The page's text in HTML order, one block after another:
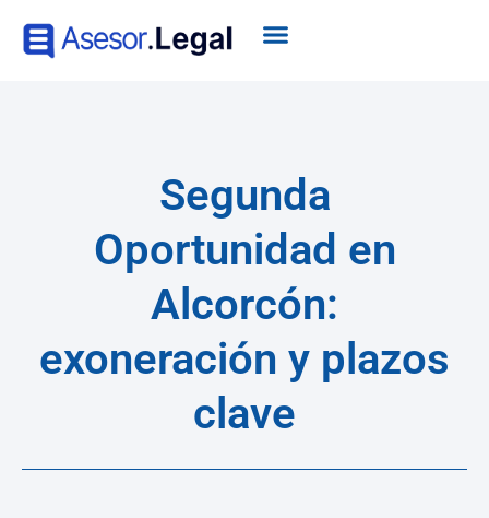
Segunda
Oportunidad en
Alcorcón:
exoneración y plazos
clave